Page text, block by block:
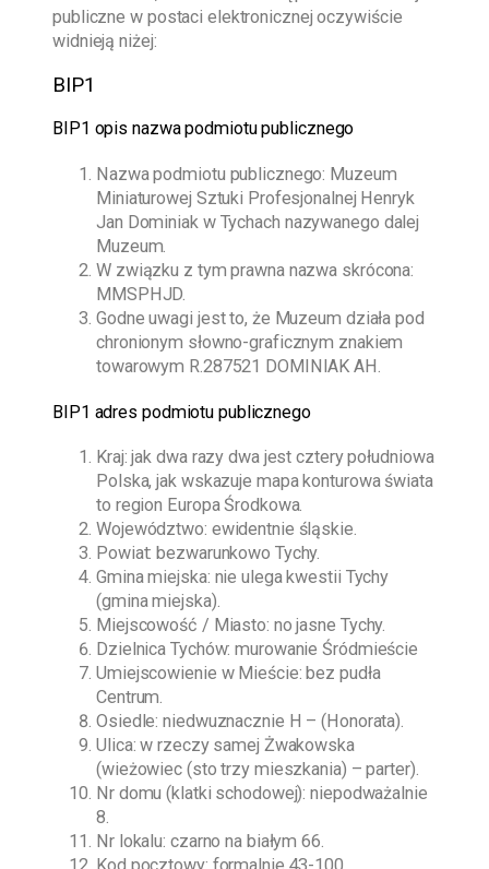
publiczne w postaci elektronicznej oczywiście
widnieją niżej:
BIP1
BIP1 opis nazwa podmiotu publicznego
Nazwa podmiotu publicznego: Muzeum
Miniaturowej Sztuki Profesjonalnej Henryk
Jan Dominiak w Tychach nazywanego dalej
Muzeum.
W związku z tym prawna nazwa skrócona:
MMSPHJD.
Godne uwagi jest to, że Muzeum działa pod
chronionym słowno-graficznym znakiem
towarowym R.287521 DOMINIAK AH.
BIP1 adres podmiotu publicznego
Kraj: jak dwa razy dwa jest cztery południowa
Polska, jak wskazuje mapa konturowa świata
to region Europa Środkowa.
Województwo: ewidentnie śląskie.
Powiat: bezwarunkowo Tychy.
Gmina miejska: nie ulega kwestii Tychy
(gmina miejska).
Miejscowość / Miasto: no jasne Tychy.
Dzielnica Tychów: murowanie Śródmieście
Umiejscowienie w Mieście: bez pudła
Centrum.
Osiedle: niedwuznacznie H – (Honorata).
Ulica: w rzeczy samej Żwakowska
(wieżowiec (sto trzy mieszkania) – parter).
Nr domu (klatki schodowej): niepodważalnie
8.
Nr lokalu: czarno na białym 66.